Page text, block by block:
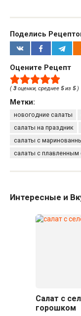
Поделись
Оцените Рецепт
( 3 оценки, среднее 5из 5)
Метки:
новогодние салаты
салаты на праздник
салаты с
салаты с
Интересные и
Салат с
горошком